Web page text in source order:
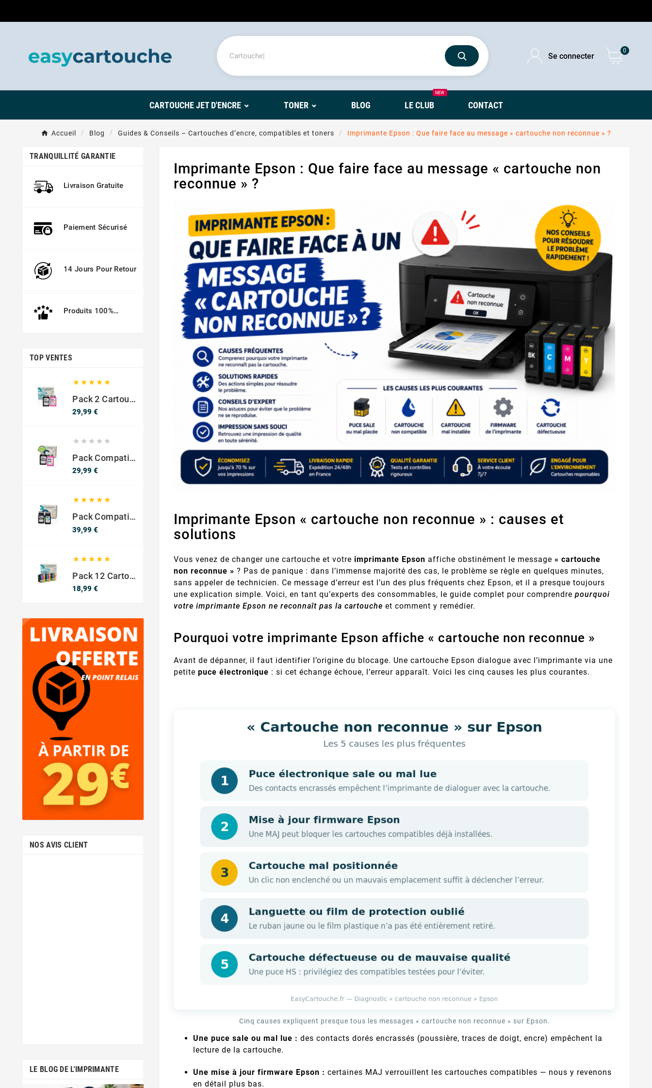
Se connecter
0
CARTOUCHE JET D'ENCRE TONER BLOG LE CLUB
NEW
CONTACT
Accueil Blog Guides & Conseils – Cartouches d’encre, compatibles et toners Imprimante Epson : Que faire face au message « cartouche non reconnue » ?
TRANQUILLITÉ GARANTIE
Livraison Gratuite
Paiement Sécurisé
14 Jours Pour Retour
Produits 100%
TOP VENTES
    
Pack 2 Cartouches Compatible Avec HP 301 XL Noir Et Couleur
29,99 €
    
Pack Compatible Avec HP 302 XL Noir Et Couleur - SANS NIVEAU ENCRE
29,99 €
    
Pack Compatible Canon PG-540 XL / CL-541 XL – Noir & Couleur – Haute Capacité
39,99 €
    
Pack 12 Cartouches Compatible EPSON 603XL
18,99 €
NOS AVIS CLIENT
LE BLOG DE L'IMPRIMANTE
Imprimante Epson : Que faire face au message « cartouche non
reconnue » ?
Imprimante Epson « cartouche non reconnue » : causes et
solutions
Vous venez de changer une cartouche et votre imprimante Epson affiche obstinément le message« cartouche
non reconnue » ? Pas de panique : dans l’immense majorité des cas, le problème se règle en quelques minutes,
sans appeler de technicien. Ce message d’erreur est l’un des plus fréquents chez Epson, et il a presque toujours
une explication simple. Voici, en tant qu’experts des consommables, le guide complet pour comprendrepourquoi
votre imprimante Epson ne reconnaît pas la cartouche et comment y remédier.
Pourquoi votre imprimante Epson affiche « cartouche non reconnue »
Avant de dépanner, il faut identifier l’origine du blocage. Une cartouche Epson dialogue avec l’imprimante via une
petitepuce électronique : si cet échange échoue, l’erreur apparaît. Voici les cinq causes les plus courantes.
Cinq causes expliquent presque tous les messages « cartouche non reconnue » sur Epson.
Une puce sale ou mal lue : des contacts dorés encrassés (poussière, traces de doigt, encre) empêchent la
lecture de la cartouche.
Une mise à jour firmware Epson : certaines MAJ verrouillent les cartouches compatibles — nous y revenons
en détail plus bas.